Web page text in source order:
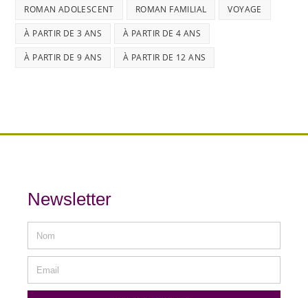
ROMAN ADOLESCENT ROMAN FAMILIAL VOYAGE
À PARTIR DE 3 ANS À PARTIR DE 4 ANS
À PARTIR DE 9 ANS À PARTIR DE 12 ANS
Newsletter